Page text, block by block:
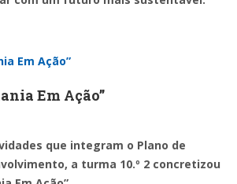
Em Ação”
que integram o Plano de
a turma 10.º 2 concretizou